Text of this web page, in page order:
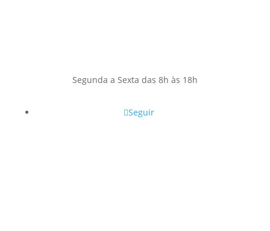
Segunda a Sexta das 8h às 18h
Seguir